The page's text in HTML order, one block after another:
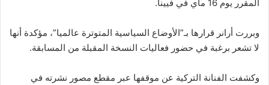
المقرر يوم 16 ماي في فيينا.
وبررت أرانر قرارها بـ”الأوضاع السياسية المتوترة عالميا”، مؤكدة أنها
لا تشعر برغبة في حضور فعاليات النسخة المقبلة من المسابقة.
وكشفت الفنانة التركية عن موقفها عبر مقطع مصور نشرته في